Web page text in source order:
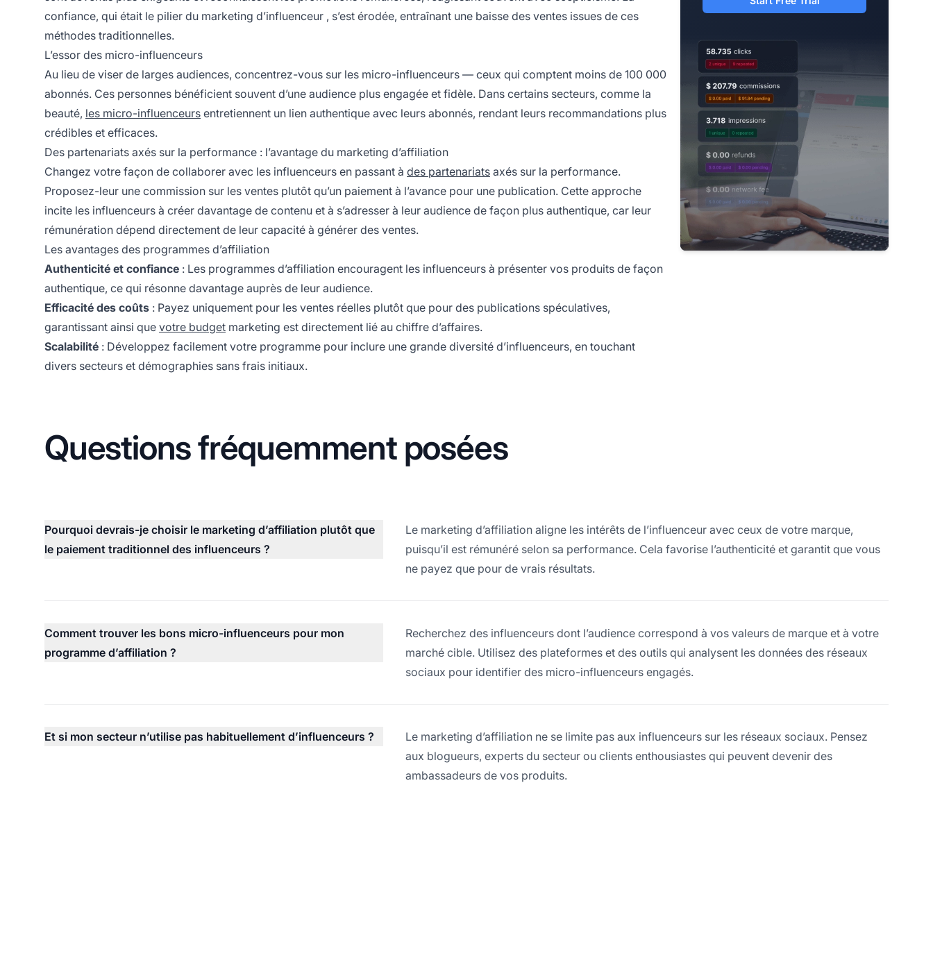
confiance, qui était le pilier du marketing d’influenceur , s’est érodée, entraînant une baisse des ventes issues de ces
méthodes traditionnelles.
L’essor des micro-influenceurs
Au lieu de viser de larges audiences, concentrez-vous sur les micro-influenceurs — ceux qui comptent moins de 100 000
abonnés. Ces personnes bénéficient souvent d’une audience plus engagée et fidèle. Dans certains secteurs, comme la
beauté, les micro-influenceurs entretiennent un lien authentique avec leurs abonnés, rendant leurs recommandations plus
crédibles et efficaces.
Des partenariats axés sur la performance : l’avantage du marketing d’affiliation
Changez votre façon de collaborer avec les influenceurs en passant à des partenariats axés sur la performance.
Proposez-leur une commission sur les ventes plutôt qu’un paiement à l’avance pour une publication. Cette approche
incite les influenceurs à créer davantage de contenu et à s’adresser à leur audience de façon plus authentique, car leur
rémunération dépend directement de leur capacité à générer des ventes.
Les avantages des programmes d’affiliation
Authenticité et confiance : Les programmes d’affiliation encouragent les influenceurs à présenter vos produits de façon
authentique, ce qui résonne davantage auprès de leur audience.
Efficacité des coûts : Payez uniquement pour les ventes réelles plutôt que pour des publications spéculatives,
garantissant ainsi que votre budget marketing est directement lié au chiffre d’affaires.
Scalabilité : Développez facilement votre programme pour inclure une grande diversité d’influenceurs, en touchant
divers secteurs et démographies sans frais initiaux.
Questions fréquemment posées
Pourquoi devrais-je choisir le marketing d’affiliation plutôt que
le paiement traditionnel des influenceurs ?
Le marketing d’affiliation aligne les intérêts de l’influenceur avec ceux de votre marque,
puisqu’il est rémunéré selon sa performance. Cela favorise l’authenticité et garantit que vous
ne payez que pour de vrais résultats.
Comment trouver les bons micro-influenceurs pour mon
programme d’affiliation ?
Recherchez des influenceurs dont l’audience correspond à vos valeurs de marque et à votre
marché cible. Utilisez des plateformes et des outils qui analysent les données des réseaux
sociaux pour identifier des micro-influenceurs engagés.
Et si mon secteur n’utilise pas habituellement d’influenceurs ?
Le marketing d’affiliation ne se limite pas aux influenceurs sur les réseaux sociaux. Pensez
aux blogueurs, experts du secteur ou clients enthousiastes qui peuvent devenir des
ambassadeurs de vos produits.